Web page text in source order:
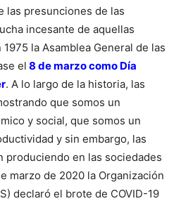
las presunciones de las
incesante de aquellas
la Asamblea General de las
el 8 de marzo como Día
. A lo largo de la historia, las
que somos un
y social, que somos un
y sin embargo, las
produciendo en las sociedades
marzo de 2020 la Organización
declaró el brote de COVID-19